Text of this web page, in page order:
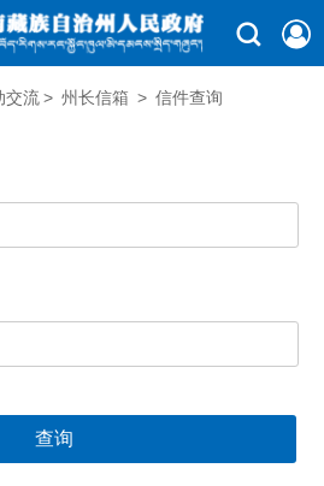
交流 > 州长信箱 > 信件查询
查询